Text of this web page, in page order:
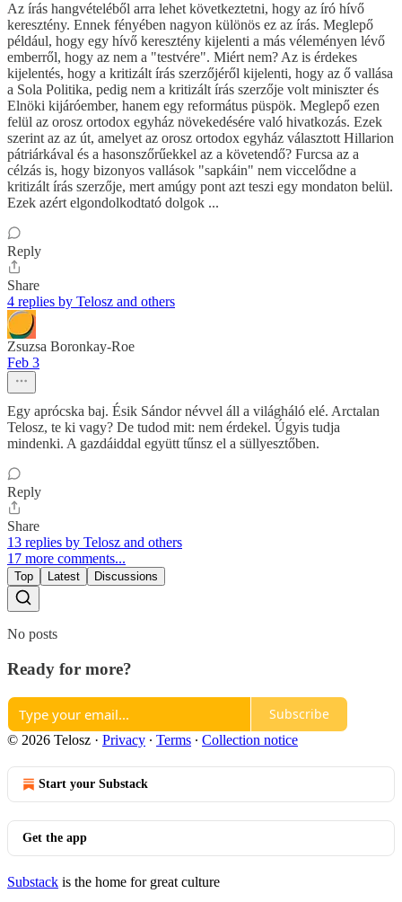
Az írás hangvételéből arra lehet következtetni, hogy az író hívő
keresztény. Ennek fényében nagyon különös ez az írás. Meglepő
például, hogy egy hívő keresztény kijelenti a más véleményen lévő
emberről, hogy az nem a "testvére". Miért nem? Az is érdekes
kijelentés, hogy a kritizált írás szerzőjéről kijelenti, hogy az ő vallása
a Sola Politika, pedig nem a kritizált írás szerzője volt miniszter és
Elnöki kijáróember, hanem egy református püspök. Meglepő ezen
felül az orosz ortodox egyház növekedésére való hivatkozás. Ezek
szerint az az út, amelyet az orosz ortodox egyház választott Hillarion
pátriárkával és a hasonszőrűekkel az a követendő? Furcsa az a
célzás is, hogy bizonyos vallások "sapkáin" nem viccelődne a
kritizált írás szerzője, mert amúgy pont azt teszi egy mondaton belül.
Ezek azért elgondolkodtató dolgok ...
Reply
Share
4 replies by Telosz and others
Zsuzsa Boronkay-Roe
Feb 3
Egy aprócska baj. Ésik Sándor névvel áll a világháló elé. Arctalan
Telosz, te ki vagy? De tudod mit: nem érdekel. Úgyis tudja
mindenki. A gazdáiddal együtt tűnsz el a süllyesztőben.
Reply
Share
13 replies by Telosz and others
17 more comments...
Top Latest Discussions
No posts
Ready for more?
Subscribe
© 2026 Telosz · Privacy ∙ Terms ∙ Collection notice
Start your Substack
Get the app
Substack is the home for great culture